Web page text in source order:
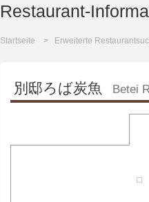
Restaurant-
Startseite Erweiterte
別邸ろば炭魚 Betei